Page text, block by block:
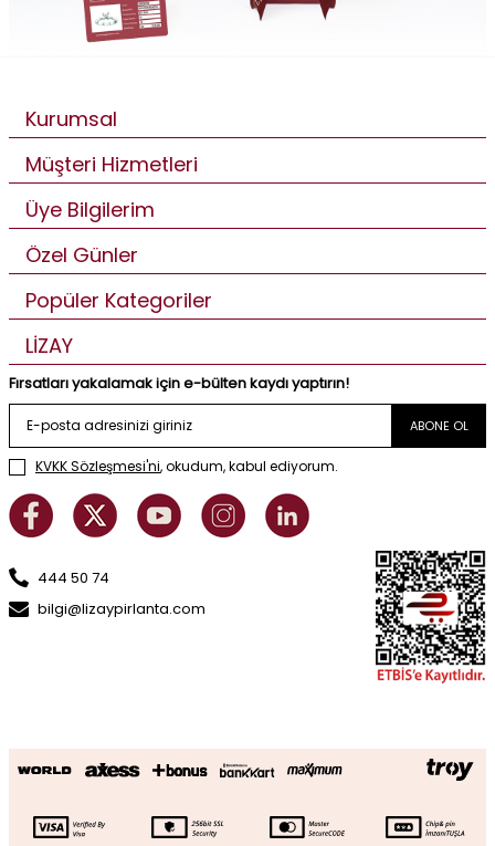
Kurumsal
Müşteri Hizmetleri
Üye Bilgilerim
Özel Günler
Popüler Kategoriler
LİZAY
Fırsatları yakalamak için e-bülten kaydı yaptırın!
ABONE OL
KVKK Sözleşmesi'ni, okudum, kabul ediyorum.
444 50 74
bilgi@lizaypirlanta.com